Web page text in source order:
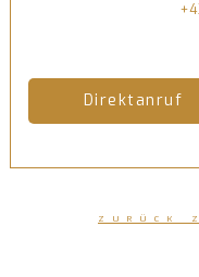
Direktanruf
ZURÜCK